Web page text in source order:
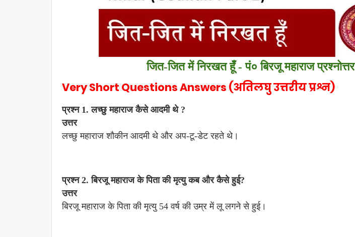
जित-जित में निरखत हूँ - पं० बिरजू महाराज प्रश्नोत्तर
Very Short Questions Answers (अतिलघु उत्तरीय प्रश्न)
प्रश्न 1. लच्छु महाराज कैसे आदमी थे ?
उत्तर
लच्छु महाराज शौकीन आदमी थे और अप-टू-डेट रहते थे।
प्रश्न 2. बिरजू महाराज के पिता की मृत्यु कब और कैसे हुई?
उत्तर
बिरजू महाराज के पिता की मृत्यु 54 वर्ष की उम्र में लू लगने से हुई।